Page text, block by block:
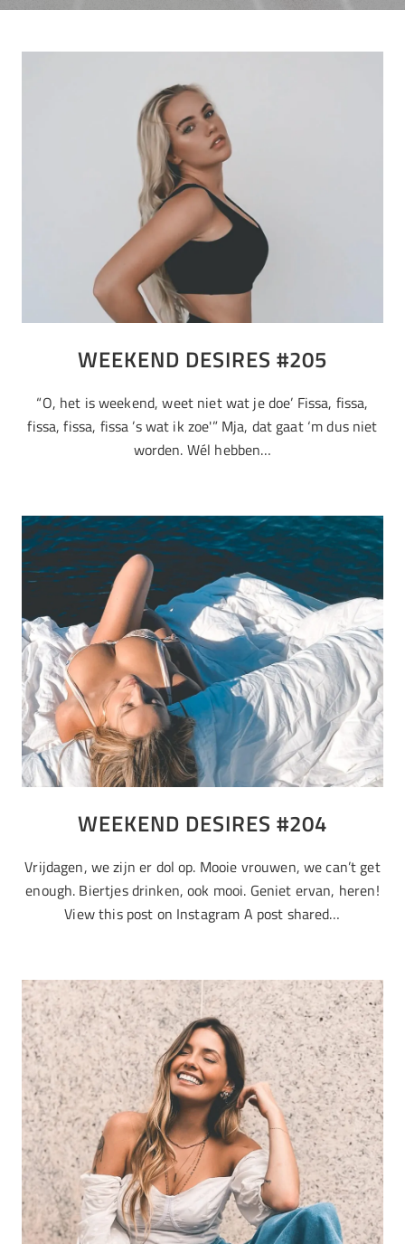
WEEKEND DESIRES #205
“O, het is weekend, weet niet wat je doe’ Fissa, fissa,
fissa, fissa, fissa ’s wat ik zoe'” Mja, dat gaat ‘m dus niet
worden. Wél hebben…
WEEKEND DESIRES #204
Vrijdagen, we zijn er dol op. Mooie vrouwen, we can’t get
enough. Biertjes drinken, ook mooi. Geniet ervan, heren!
View this post on Instagram A post shared…